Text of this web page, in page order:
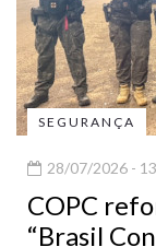
SEGURANÇA
28/07/2026 -
COPC
“Brasil